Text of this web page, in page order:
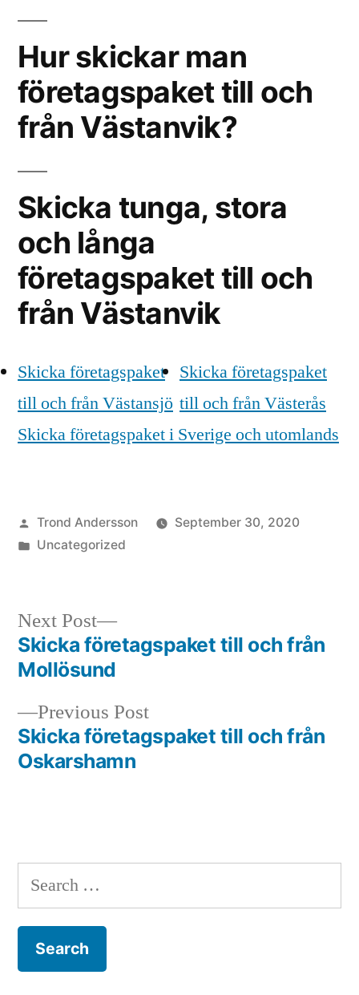
Hur skickar man
företagspaket till och
från Västanvik?
Skicka tunga, stora
och långa
företagspaket till och
från Västanvik
Skicka företagspaket
till och från Västansjö
Skicka företagspaket
till och från Västerås
Skicka företagspaket i Sverige och utomlands
Posted
by
Trond Andersson
September 30, 2020
Posted
Uncategorized
Post
navigation
Previous PostPrevious
post:
Skicka företagspaket till och från
Oskarshamn
Next Post
Next
post:
Skicka företagspaket till och från
Mollösund
Search
for: